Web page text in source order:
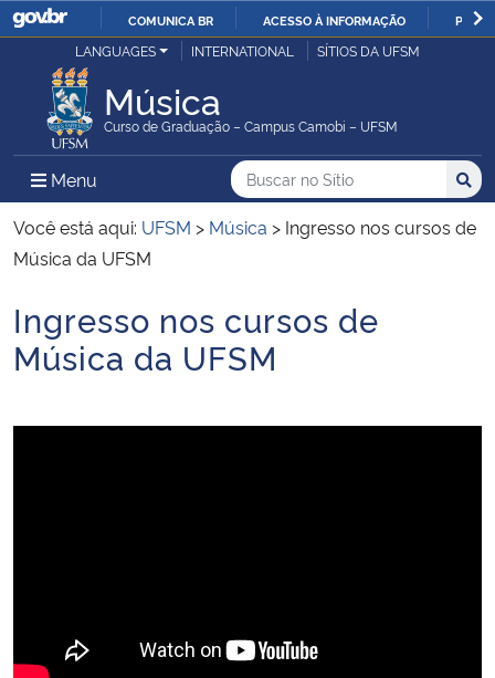
IR
COMUNICA BR ACESSO À INFORMAÇÃO
Ministério da Justiça e Segurança Pública
Ministério da Defesa
Ministério das Relações Exteriores
Ministério da Infraestrutura
LANGUAGES INTERNATIONAL SÍTIOS DA UFSM
Música
Curso de Graduação – Campus Camobi – UFSM
Menu Menu Principal do Sítio
Busca
Buscar no no Sítio
Busca:
Você está aqui: UFSM > Música > Ingresso nos cursos de
Música da UFSM
Início do conteúdo
Ingresso nos cursos de
Música da UFSM